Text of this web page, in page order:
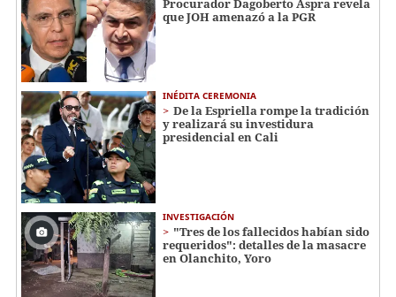
Procurador Dagoberto Aspra revela
que JOH amenazó a la PGR
INÉDITA CEREMONIA
De la Espriella rompe la tradición
y realizará su investidura
presidencial en Cali
INVESTIGACIÓN
"Tres de los fallecidos habían sido
requeridos": detalles de la masacre
en Olanchito, Yoro